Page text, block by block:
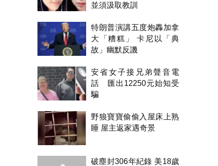
並須汲取教訓
特朗普演講五度炮轟加拿
大「糟糕」 卡尼以「典
故」幽默反譏
安省女子接兄弟聲音電
話 匯出12250元始知受
騙
野狼寶寶偷偷入屋床上熟
睡 屋主返家遇奇景
破塵封306年紀錄 美18歲